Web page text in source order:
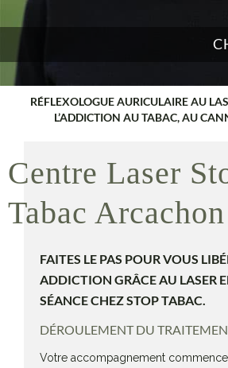
Centre Laser
Tabac Arcachon
FAITES LE PAS POUR VOUS
ADDICTION GRÂCE AU LASER
SÉANCE CHEZ STOP TABAC.
DÉROULEMENT DU
Votre accompagnement
RÉFLEXOLOGUE AURICULAIRE AU
L’ADDICTION AU TABAC, AU